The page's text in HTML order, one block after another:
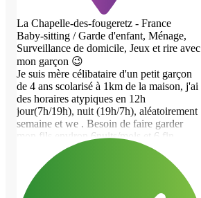
image précédente image suivante
La Chapelle-des-fougeretz - France
Baby-sitting / Garde d'enfant, Ménage,
Surveillance de domicile, Jeux et rire avec
mon garçon 😉
Je suis mère célibataire d'un petit garçon
de 4 ans scolarisé à 1km de la maison, j'ai
des horaires atypiques en 12h
jour(7h/19h), nuit (19h/7h), aléatoirement
semaine et we . Besoin de faire garder
mon fils environ 6nuits/mois et 6 fin
d'après midi avec récupération à l'école et
donner le repas avant mon retour à la
maison. Et certains we en journée. Nous
avons un chat. Nous habitons dans une